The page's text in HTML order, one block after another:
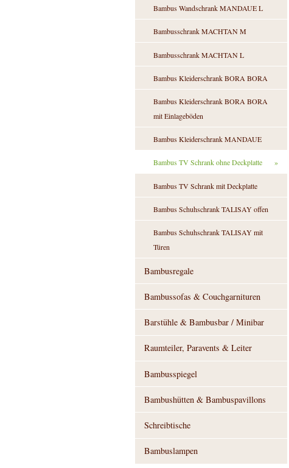
Bambus Wandschrank MANDAUE L
Bambusschrank MACHTAN M
Bambusschrank MACHTAN L
Bambus Kleiderschrank BORA BORA
Bambus Kleiderschrank BORA BORA
mit Einlageböden
Bambus Kleiderschrank MANDAUE
Bambus TV Schrank ohne Deckplatte »
Bambus TV Schrank mit Deckplatte
Bambus Schuhschrank TALISAY offen
Bambus Schuhschrank TALISAY mit
Türen
Bambusregale
Bambussofas & Couchgarnituren
Barstühle & Bambusbar / Minibar
Raumteiler, Paravents & Leiter
Bambusspiegel
Bambushütten & Bambuspavillons
Schreibtische
Bambuslampen